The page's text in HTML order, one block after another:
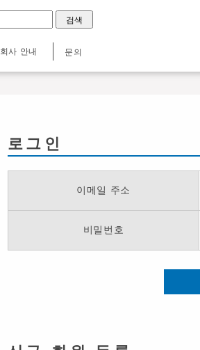
회사 안내 문의
로그인
이메일 주소
비밀번호